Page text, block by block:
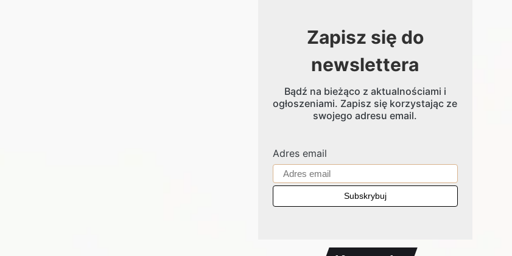
Zapisz się do
newslettera
Bądź na bieżąco z aktualnościami i
ogłoszeniami. Zapisz się korzystając ze
swojego adresu email.
Adres email